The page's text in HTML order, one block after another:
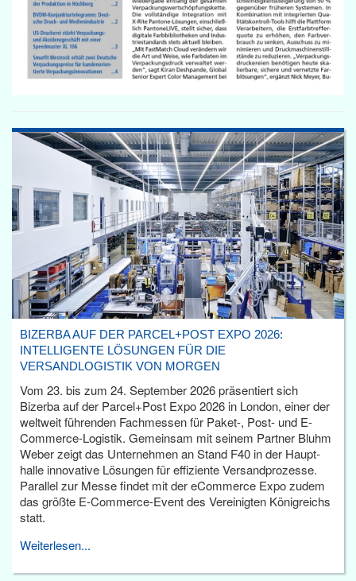
BIZERBA AUF DER PARCEL+POST EXPO 2026:
INTELLIGENTE LÖSUNGEN FÜR DIE
VERSANDLOGISTIK VON MORGEN
Vom 23. bis zum 24. September 2026 präsentiert sich
Bizerba auf der Parcel+Post Expo 2026 in London, einer der
weltweit führenden Fachmessen für Paket-, Post- und E-
Commerce-Logistik. Gemeinsam mit seinem Partner Bluhm
Weber zeigt das Unternehmen an Stand F40 in der Haupt­
halle innovative Lösungen für effiziente Versandprozesse.
Parallel zur Messe findet mit der eCommerce Expo zudem
das größte E-Commerce-Event des Vereinigten Königreichs
statt.
Weiterlesen...